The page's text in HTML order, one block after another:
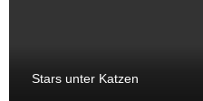
Stars unter Katzen